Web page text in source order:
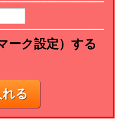
ーク設定）する
る